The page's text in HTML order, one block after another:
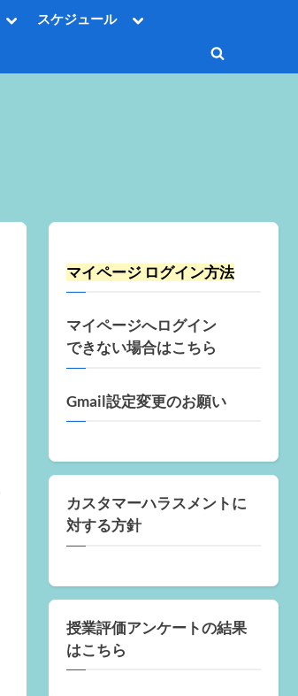
Toggle
Toggle
menu
スケジュール
Toggle
Toggle
マイページ ログイン方法
マイページへログイン
できない場合はこちら
Gmail設定変更のお願い
カスタマーハラスメントに
対する方針
授業評価アンケートの結果
はこちら